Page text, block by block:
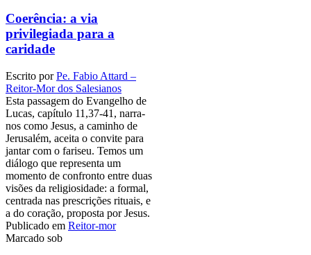
Coerência: a via
privilegiada para a
caridade
Escrito porPe. Fabio Attard –
Reitor-Mor dos Salesianos
Esta passagem do Evangelho de
Lucas, capítulo 11,37-41, narra-
nos como Jesus, a caminho de
Jerusalém, aceita o convite para
jantar com o fariseu. Temos um
diálogo que representa um
momento de confronto entre duas
visões da religiosidade: a formal,
centrada nas prescrições rituais, e
a do coração, proposta por Jesus.
Publicado em Reitor-mor
Marcado sob